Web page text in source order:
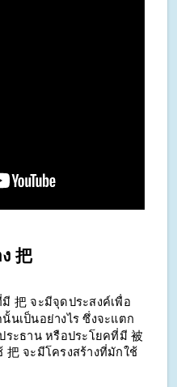
把
จะมีจุดประสงค์เพื่อ
นเป็นอย่างไร ซึ่งจะแตก
ระธาน หรือประโยคที่มี 被
把 จะมีโครงสร้างที่มักใช้